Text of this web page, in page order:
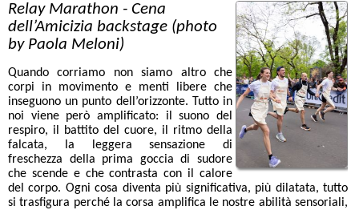
Relay Marathon - Cena
dell’Amicizia backstage (photo
by Paola Meloni)
Quando corriamo non siamo altro che
corpi in movimento e menti libere che
inseguono un punto dell’orizzonte. Tutto in
noi viene però amplificato: il suono del
respiro, il battito del cuore, il ritmo della
falcata, la leggera sensazione di
freschezza della prima goccia di sudore
che scende e che contrasta con il calore
del corpo. Ogni cosa diventa più significativa, più dilatata, tutto
si trasfigura perché la corsa amplifica le nostre abilità sensoriali,